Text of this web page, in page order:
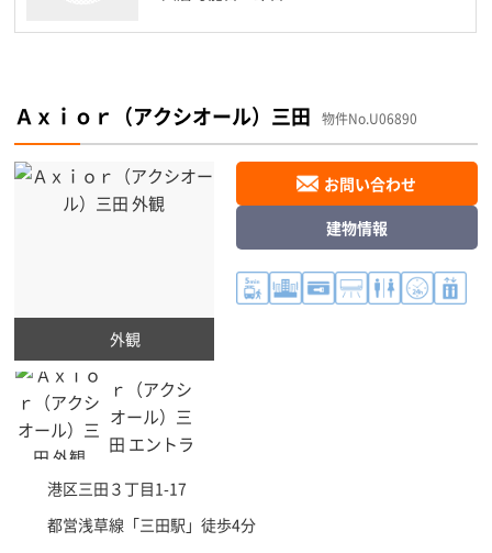
Ａｘｉｏｒ（アクシオール）三田 物件No.U06890
外観
港区三田３丁目1-17
都営浅草線「三田駅 」徒歩4分
お問い合わせ
建物情報